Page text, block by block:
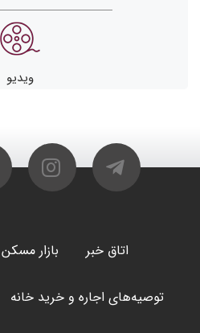
ویدیو
اتاق خبر بازار مسکن
توصیه‌های اجاره و خرید خانه